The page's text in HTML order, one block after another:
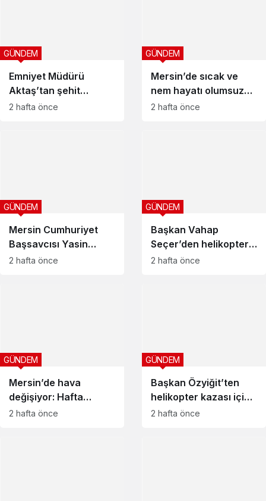
Emniyet Müdürü
Aktaş’tan şehit
ailesine vefa
GÜNDEM
2 hafta önce
Mersin’de sıcak ve
nem hayatı olumsuz
etkiliyor
GÜNDEM
2 hafta önce
Mersin Cumhuriyet
Başsavcısı Yasin
Emre: “Her türlü suçun
GÜNDEM
2 hafta önce
Başkan Vahap
Seçer’den helikopter
kazası için taziye
GÜNDEM
2 hafta önce
Mersin’de hava
değişiyor: Hafta
sonuna dikkat
GÜNDEM
2 hafta önce
Başkan Özyiğit’ten
helikopter kazası için
başsağlığı mesajı
GÜNDEM
2 hafta önce